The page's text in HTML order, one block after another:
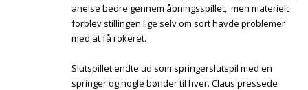
anelse bedre gennem åbningsspillet, men materielt
forblev stillingen lige selv om sort havde problemer
med at få rokeret.
Slutspillet endte ud som springerslutspil med en
springer og nogle bønder til hver. Claus pressede